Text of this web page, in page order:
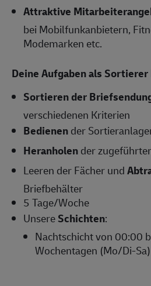
Attraktive
bei Mobilfunkanbietern,
Modemarken etc.
Deine Aufgaben als Sortierer
Sortieren der
verschiedenen Kriterien
Bedienender
Heranholender
Leeren der Fächer und
Briefbehälter
5 Tage/Woche
UnsereSchichten:
Nachtschicht von 00:00
Wochentagen (Mo/Di-Sa)